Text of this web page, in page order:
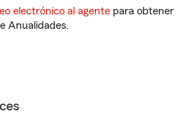
electrónico al agente para obtener
Anualidades.